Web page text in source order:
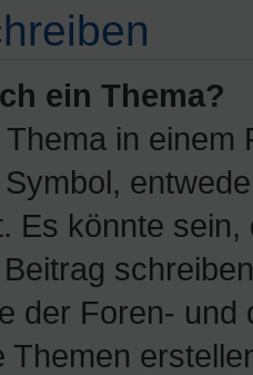
ein Thema?
in
Es könnte
der Foren-
Themen